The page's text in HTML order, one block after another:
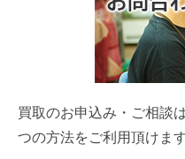
買取のお申込み・ご相談
つの方法をご利用頂けます